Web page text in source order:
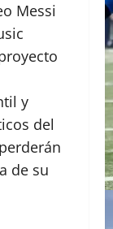
Messi
y
del
de su